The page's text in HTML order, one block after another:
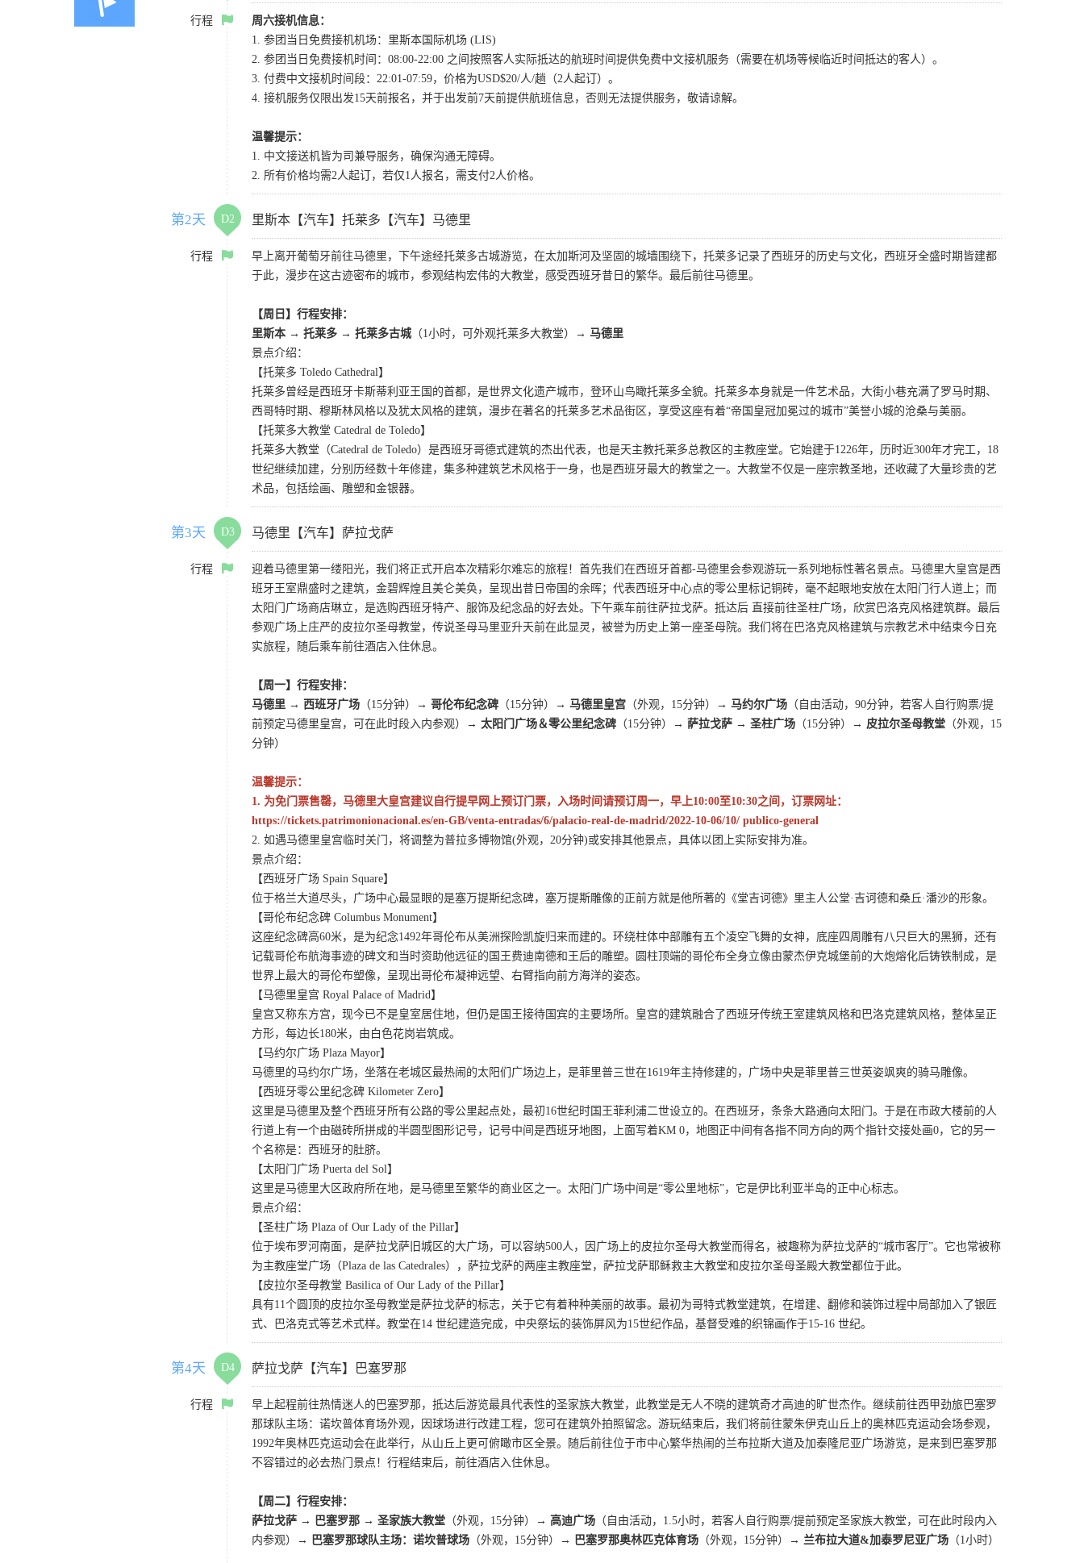
行程
周六接机信息：
1. 参团当日免费接机机场：里斯本国际机场 (LIS)
2. 参团当日免费接机时间：08:00-22:00 之间按照客人实际抵达的航班时间提供免费中文接机服务（需要在机场等候临近时间抵达的客人）。
3. 付费中文接机时间段：22:01-07:59，价格为USD$20/人/趟（2人起订）。
4. 接机服务仅限出发15天前报名，并于出发前7天前提供航班信息，否则无法提供服务，敬请谅解。
温馨提示：
1. 中文接送机皆为司兼导服务，确保沟通无障碍。
2. 所有价格均需2人起订，若仅1人报名，需支付2人价格。
第2天 D2 里斯本【汽车】托莱多【汽车】马德里
行程
早上离开葡萄牙前往马德里，下午途经托莱多古城游览，在太加斯河及坚固的城墙围绕下，托莱多记录了西班牙的历史与文化，西班牙全盛时期皆建都
于此，漫步在这古迹密布的城市，参观结构宏伟的大教堂，感受西班牙昔日的繁华。最后前往马德里。
【周日】行程安排：
里斯本 → 托莱多 → 托莱多古城 （1小时，可外观托莱多大教堂）
→ 马德里
景点介绍：
【托莱多 Toledo Cathedral】
托莱多曾经是西班牙卡斯蒂利亚王国的首都，是世界文化遗产城市，登环山鸟瞰托莱多全貌。托莱多本身就是一件艺术品，大街小巷充满了罗马时期、
西哥特时期、穆斯林风格以及犹太风格的建筑，漫步在著名的托莱多艺术品街区，享受这座有着“帝国皇冠加冕过的城市”美誉小城的沧桑与美丽。
【托莱多大教堂 Catedral de Toledo】
托莱多大教堂（Catedral de Toledo）是西班牙哥德式建筑的杰出代表，也是天主教托莱多总教区的主教座堂。它始建于1226年，历时近300年才完工，18
世纪继续加建，分别历经数十年修建，集多种建筑艺术风格于一身，也是西班牙最大的教堂之一。大教堂不仅是一座宗教圣地，还收藏了大量珍贵的艺
术品，包括绘画、雕塑和金银器。
第3天 D3 马德里【汽车】萨拉戈萨
行程
迎着马德里第一缕阳光，我们将正式开启本次精彩尔难忘的旅程！首先我们在西班牙首都-马德里会参观游玩一系列地标性著名景点。马德里大皇宫是西
班牙王室鼎盛时之建筑，金碧辉煌且美仑美奂，呈现出昔日帝国的余晖；代表西班牙中心点的零公里标记铜砖，毫不起眼地安放在太阳门行人道上；而
太阳门广场商店琳立，是选购西班牙特产、服饰及纪念品的好去处。下午乘车前往萨拉戈萨。抵达后 直接前往圣柱广场，欣赏巴洛克风格建筑群。最后
参观广场上庄严的皮拉尔圣母教堂，传说圣母马里亚升天前在此显灵，被誉为历史上第一座圣母院。我们将在巴洛克风格建筑与宗教艺术中结束今日充
实旅程，随后乘车前往酒店入住休息。
【周一】行程安排：
马德里 → 西班牙广场 （15分钟） → 哥伦布纪念碑 （15分钟） → 马德里皇宫 （外观，15分钟） → 马约尔广场 （自由活动，90分钟，若客人自行购票/提
前预定马德里皇宫，可在此时段入内参观）
→ 太阳门广场＆零公里纪念碑 （15分钟） → 萨拉戈萨 → 圣柱广场 （15分钟） → 皮拉尔圣母教堂 （外观，15
分钟）
温馨提示：
1. 为免门票售罄，马德里大皇宫建议自行提早网上预订门票，入场时间请预订周一，早上10:00至10:30之间，订票网址：
https://tickets.patrimonionacional.es/en-GB/venta-entradas/6/palacio-real-de-madrid/2022-10-06/10/ publico-general
2. 如遇马德里皇宫临时关门，将调整为普拉多博物馆(外观，20分钟)或安排其他景点，具体以团上实际安排为准。
景点介绍：
【西班牙广场 Spain Square】
位于格兰大道尽头，广场中心最显眼的是塞万提斯纪念碑，塞万提斯雕像的正前方就是他所著的《堂吉诃德》里主人公堂·吉诃德和桑丘·潘沙的形象。
【哥伦布纪念碑 Columbus Monument】
这座纪念碑高60米，是为纪念1492年哥伦布从美洲探险凯旋归来而建的。环绕柱体中部雕有五个凌空飞舞的女神，底座四周雕有八只巨大的黑狮，还有
记载哥伦布航海事迹的碑文和当时资助他远征的国王费迪南德和王后的雕塑。圆柱顶端的哥伦布全身立像由蒙杰伊克城堡前的大炮熔化后铸铁制成，是
世界上最大的哥伦布塑像，呈现出哥伦布凝神远望、右臂指向前方海洋的姿态。
【马德里皇宫 Royal Palace of Madrid】
皇宫又称东方宫，现今已不是皇室居住地，但仍是国王接待国宾的主要场所。皇宫的建筑融合了西班牙传统王室建筑风格和巴洛克建筑风格，整体呈正
方形，每边长180米，由白色花岗岩筑成。
【马约尔广场 Plaza Mayor】
马德里的马约尔广场，坐落在老城区最热闹的太阳们广场边上，是菲里普三世在1619年主持修建的，广场中央是菲里普三世英姿飒爽的骑马雕像。
【西班牙零公里纪念碑 Kilometer Zero】
这里是马德里及整个西班牙所有公路的零公里起点处，最初16世纪时国王菲利浦二世设立的。在西班牙，条条大路通向太阳门。于是在市政大楼前的人
行道上有一个由磁砖所拼成的半圆型图形记号，记号中间是西班牙地图，上面写着KM 0，地图正中间有各指不同方向的两个指针交接处画0，它的另一
个名称是：西班牙的肚脐。
【太阳门广场 Puerta del Sol】
这里是马德里大区政府所在地，是马德里至繁华的商业区之一。太阳门广场中间是“零公里地标”，它是伊比利亚半岛的正中心标志。
景点介绍：
【圣柱广场 Plaza of Our Lady of the Pillar】
位于埃布罗河南面，是萨拉戈萨旧城区的大广场，可以容纳500人，因广场上的皮拉尔圣母大教堂而得名，被趣称为萨拉戈萨的“城市客厅”。它也常被称
为主教座堂广场（Plaza de las Catedrales），萨拉戈萨的两座主教座堂，萨拉戈萨耶稣救主大教堂和皮拉尔圣母圣殿大教堂都位于此。
【皮拉尔圣母教堂 Basilica of Our Lady of the Pillar】
具有11个圆顶的皮拉尔圣母教堂是萨拉戈萨的标志，关于它有着种种美丽的故事。最初为哥特式教堂建筑，在增建、翻修和装饰过程中局部加入了银匠
式、巴洛克式等艺术式样。教堂在14 世纪建造完成，中央祭坛的装饰屏风为15世纪作品，基督受难的织锦画作于15-16 世纪。
第4天 D4 萨拉戈萨【汽车】巴塞罗那
行程
早上起程前往热情迷人的巴塞罗那，抵达后游览最具代表性的圣家族大教堂，此教堂是无人不晓的建筑奇才高迪的旷世杰作。继续前往西甲劲旅巴塞罗
那球队主场：诺坎普体育场外观，因球场进行改建工程，您可在建筑外拍照留念。游玩结束后，我们将前往蒙朱伊克山丘上的奥林匹克运动会场参观，
1992年奥林匹克运动会在此举行，从山丘上更可俯瞰市区全景。随后前往位于市中心繁华热闹的兰布拉斯大道及加泰隆尼亚广场游览，是来到巴塞罗那
不容错过的必去热门景点！行程结束后，前往酒店入住休息。
【周二】行程安排：
萨拉戈萨 → 巴塞罗那 → 圣家族大教堂 （外观，15分钟） → 高迪广场 （自由活动，1.5小时，若客人自行购票/提前预定圣家族大教堂，可在此时段内入
内参观）→
巴塞罗那球队主场：诺坎普球场 （外观，15分钟） → 巴塞罗那奥林匹克体育场 （外观，15分钟） → 兰布拉大道&加泰罗尼亚广场 （1小时）